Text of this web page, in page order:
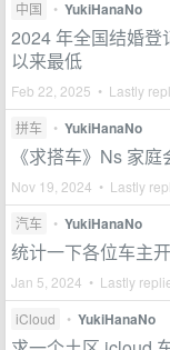
中国 • YukiHanaNo
2024 年全国结婚登
以来最低
Feb 22, 2025 • Lastly
拼车 • YukiHanaNo
《求搭车》Ns 家
Nov 19, 2024 • Lastly
汽车 • YukiHanaNo
统计一下各位车主
Jan 5, 2024 • Lastly
iCloud • YukiHanaNo